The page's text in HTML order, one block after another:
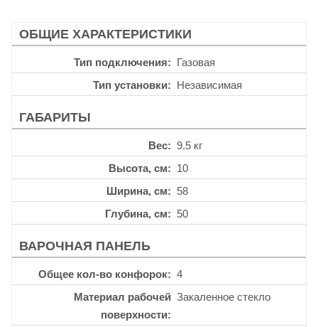
ОБЩИЕ ХАРАКТЕРИСТИКИ
Тип подключения
Газовая
Тип установки
Независимая
ГАБАРИТЫ
Вес
9.5 кг
Высота, см
10
Ширина, см
58
Глубина, см
50
ВАРОЧНАЯ ПАНЕЛЬ
Общее кол-во конфорок
4
Материал рабочей
поверхности
Закаленное стекло